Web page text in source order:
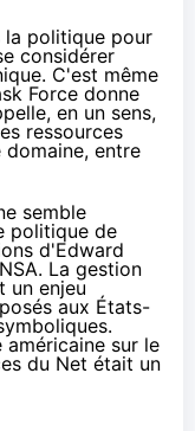
la politique pour
considérer
C'est même
Force donne
en un sens,
ressources
entre
semble
politique de
d'Edward
La gestion
un enjeu
aux États-
américaine sur le
du Net était un